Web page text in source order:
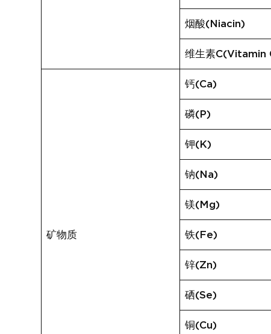
烟酸(Niacin)
维生素C(Vitamin
矿物质
钙(Ca)
磷(P)
钾(K)
钠(Na)
镁(Mg)
铁(Fe)
锌(Zn)
硒(Se)
铜(Cu)